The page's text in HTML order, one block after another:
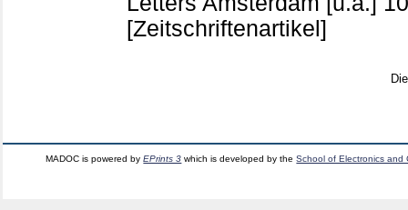
[Zeitschriftenartikel]
MADOC is powered byEPrints 3 which is developed by theSchool of Electronics and